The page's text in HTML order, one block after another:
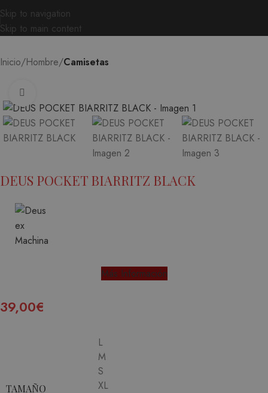
Skip to navigation
Skip to main content
Inicio Hombre Camisetas
DEUS POCKET BIARRITZ BLACK
Más Información
39,00€
TAMAÑO
L
M
S
XL